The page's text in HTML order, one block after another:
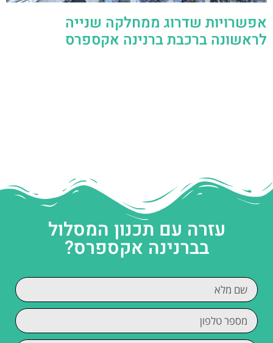
אפשרויות שדרוג ממחלקה שנייה
לראשונה ברכבת ברנינה אקספרס
עזרה עם תכנון המסלול
בברנינה אקספרס?